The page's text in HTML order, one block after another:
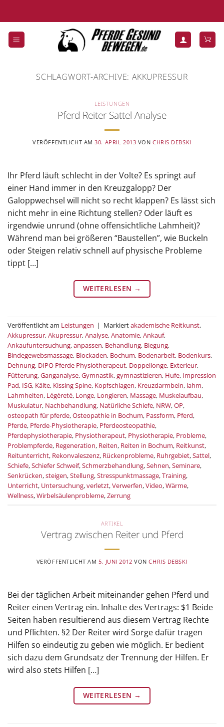
springen
SCHLAGWORT-ARCHIVE:AKKUPRESSUR
LEISTUNGEN
Pferd Reiter Sattel Analyse
VERÖFFENTLICHT AM30. APRIL 2013 VON CHRIS DEBSKI
Ihr Pferd läuft schlecht in der Volte? Es springt auf
einer Hand immer in den Kreuzgalopp? Der
Galoppwechsel will nicht so recht klappen? Es lässt sich
nicht mehr in eine Richtung stellen? Oder läuft es
irgendwie unrund (ohne offensichtliche Lahmheit)?
Während man bei größeren “Baustellen”, wie Buckeln
oder Steigen relativ schnell auf physische Probleme
tippt […]
WEITERLESEN →
Veröffentlicht am Leistungen | Markiertakademische Reitkunst,
Akkupressur,Akupressur,Analyse,Anatomie,Ankauf,
Ankaufuntersuchung,anpassen, Behandlung, Biegung,
Bindegewebsmassage, Blockaden, Bochum, Bodenarbeit, Bodenkurs,
Dehnung, DIPO Pferde Physiotherapeut, Doppellonge, Exterieur,
Fütterung,Ganganalyse,Gymnastik,gymnastizieren, Hufe, Impression
Pad, ISG, Kälte, Kissing Spine, Kopfschlagen, Kreuzdarmbein, lahm,
Lahmheiten, Légèreté, Longe, Longieren, Massage, Muskelaufbau,
Muskulatur, Nachbehandlung, Natürliche Schiefe, NRW,OP,
osteopath für pferde,Osteopathie in Bochum, Passform, Pferd,
Pferde, Pferde-Physiotherapie, Pferdeosteopathie,
Pferdephysiotherapie, Physiotherapeut, Physiotherapie, Probleme,
Problempferde, Regeneration, Reiten, Reiten in Bochum, Reitkunst,
Reitunterricht, Rekonvaleszenz, Rückenprobleme, Ruhrgebiet,Sattel,
Schiefe,Schiefer Schweif,Schmerzbehandlung,Sehnen,Seminare,
Senkrücken,steigen,Stellung,Stresspunktmassage,Training,
Unterricht, Untersuchung,verletzt,Verwerfen,Video,Wärme,
Wellness,Wirbelsäulenprobleme,Zerrung
ARTIKEL
Vertrag zwischen Reiter und Pferd
VERÖFFENTLICHT AM 5. JUNI 2012 VONCHRIS DEBSKI
Bei der täglichen Arbeit miteinander gehen Pferd und
Reiter einen Vertrag ein. Inhalte des Vertrags: $1 Beide
Seiten haben resultierend aus diesem Vertrag Rechte
und Pflichten. §2 Der Reiter wird Sorge dafür tragen
Hilfen so eindeutig zu geben wie möglich. Er bedient
sich dazu dem Grundsatz der Trennung der Hilfen. Er
wird also stets Hilfen […]
WEITERLESEN →